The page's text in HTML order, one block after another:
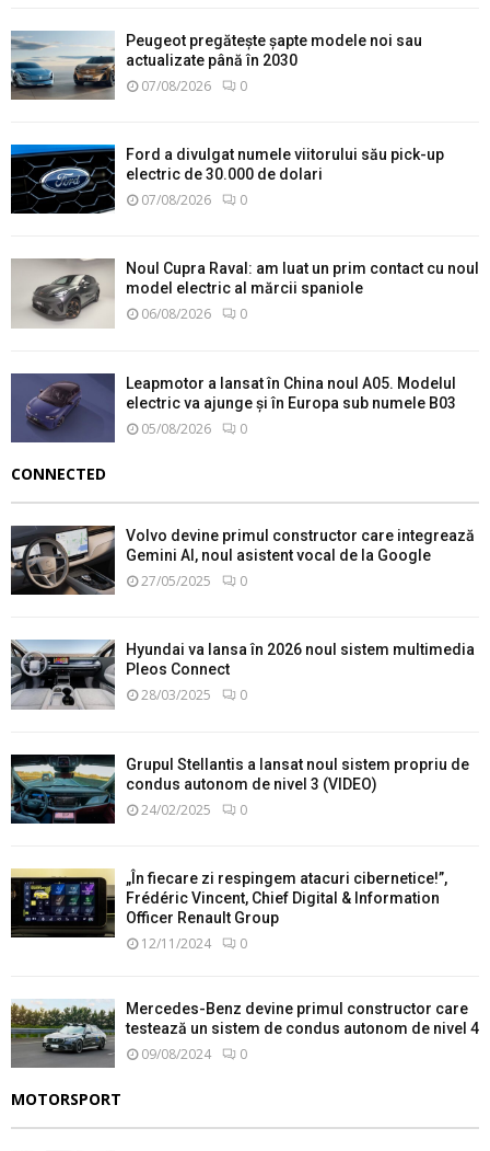
Peugeot pregătește șapte modele noi sau
actualizate până în 2030
07/08/2026 0
Ford a divulgat numele viitorului său pick-up
electric de 30.000 de dolari
07/08/2026 0
Noul Cupra Raval: am luat un prim contact cu noul
model electric al mărcii spaniole
06/08/2026 0
Leapmotor a lansat în China noul A05. Modelul
electric va ajunge și în Europa sub numele B03
05/08/2026 0
CONNECTED
Volvo devine primul constructor care integrează
Gemini AI, noul asistent vocal de la Google
27/05/2025 0
Hyundai va lansa în 2026 noul sistem multimedia
Pleos Connect
28/03/2025 0
Grupul Stellantis a lansat noul sistem propriu de
condus autonom de nivel 3 (VIDEO)
24/02/2025 0
„În fiecare zi respingem atacuri cibernetice!”,
Frédéric Vincent, Chief Digital & Information
Officer Renault Group
12/11/2024 0
Mercedes-Benz devine primul constructor care
testează un sistem de condus autonom de nivel 4
09/08/2024 0
MOTORSPORT